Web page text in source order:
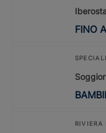
FINO A
RIVIERA